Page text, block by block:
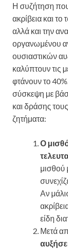
Η συζήτηση που
ακρίβεια και
αλλά και την
οργανωμένου
ουσιαστικών
καλύπτουν τις
φτάνουν το
σύσκεψη με
και δράσης
ζητήματα:
Ο
μισθού
Αν
είδη
Μετά